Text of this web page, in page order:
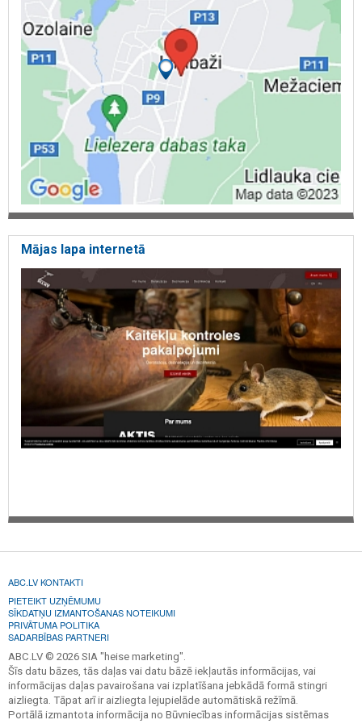
Mājas lapa internetā
ABC.LV KONTAKTI
PIETEIKT UZŅĒMUMU
SĪKDATŅU IZMANTOŠANAS NOTEIKUMI
PRIVĀTUMA POLITIKA
SADARBĪBAS PARTNERI
ABC.LV © 2026 SIA "heise marketing".
Šīs datu bāzes, tās daļas vai datu bāzē iekļautās informācijas, vai
informācijas daļas pavairošana vai izplatīšana jebkādā formā stingri
aizliegta. Tāpat arī ir aizliegta lejupielāde automātiskā režīmā.
Portālā izmantota informācija no Būvniecības informācijas sistēmas